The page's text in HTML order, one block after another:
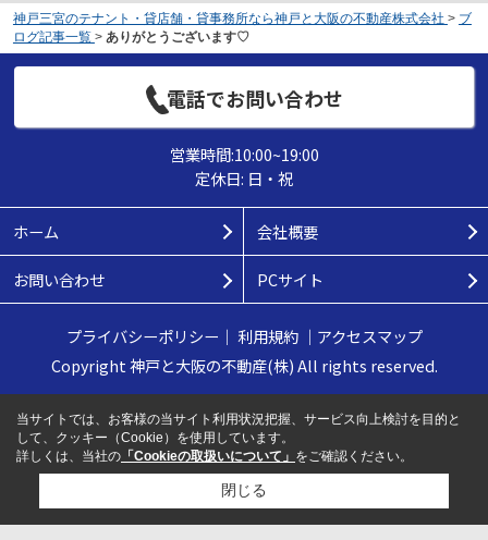
神戸三宮のテナント・貸店舗・貸事務所なら神戸と大阪の不動産株式会社 > ブ
ログ記事一覧 > ありがとうございます♡
電話でお問い合わせ
営業時間:10:00~19:00
定休日: 日・祝
ホーム 会社概要
お問い合わせ PCサイト
プライバシーポリシー ｜ 利用規約｜ アクセスマップ
Copyright 神戸と大阪の不動産(株) All rights reserved.
当サイトでは、お客様の当サイト利用状況把握、サービス向上検討を目的と
して、クッキー（Cookie）を使用しています。
詳しくは、当社の 「Cookieの取扱いについて」 をご確認ください。
閉じる